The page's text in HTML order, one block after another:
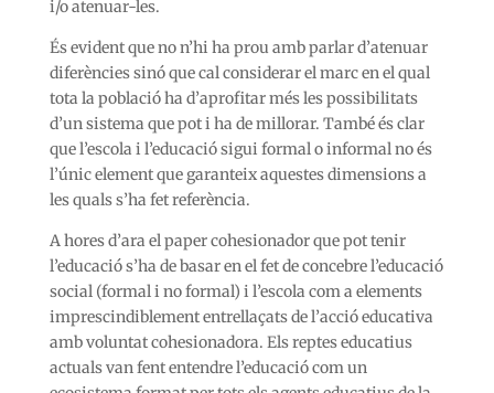
i/o atenuar-les.
És evident que no n’hi ha prou amb parlar d’atenuar
diferències sinó que cal considerar el marc en el qual
tota la població ha d’aprofitar més les possibilitats
d’un sistema que pot i ha de millorar. També és clar
que l’escola i l’educació sigui formal o informal no és
l’únic element que garanteix aquestes dimensions a
les quals s’ha fet referència.
A hores d’ara el paper cohesionador que pot tenir
l’educació s’ha de basar en el fet de concebre l’educació
social (formal i no formal) i l’escola com a elements
imprescindiblement entrellaçats de l’acció educativa
amb voluntat cohesionadora. Els reptes educatius
actuals van fent entendre l’educació com un